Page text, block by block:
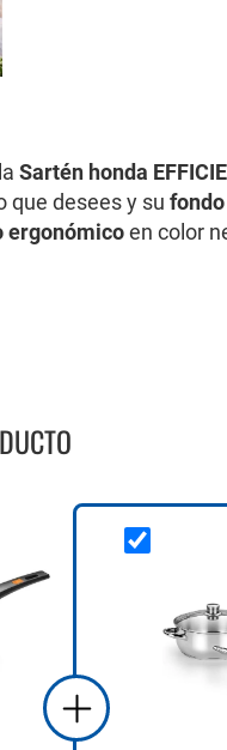
Sartén honda
que desees y su
ergonómicoen color